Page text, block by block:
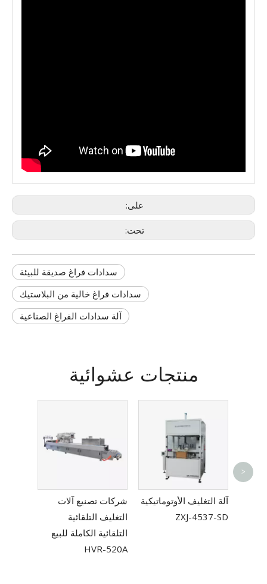
على:
تحت:
سدادات فراغ صديقة للبيئة
سدادات فراغ خالية من البلاستيك
آلة سدادات الفراغ الصناعية
منتجات عشوائية
شركات تصنيع آلات
التغليف التلقائية
التلقائية الكاملة للبيع
HVR-520A
آلة التغليف الأوتوماتيكية
ZXJ-4537-SD
>